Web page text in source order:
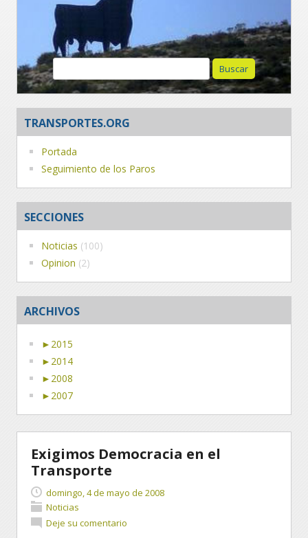
Buscar:
TRANSPORTES.ORG
Portada
Seguimiento de los Paros
SECCIONES
Noticias (100)
Opinion (2)
ARCHIVOS
► 2015
► 2014
► 2008
► 2007
Exigimos Democracia en el
Transporte
domingo, 4 de mayo de 2008
Noticias
Deje su comentario